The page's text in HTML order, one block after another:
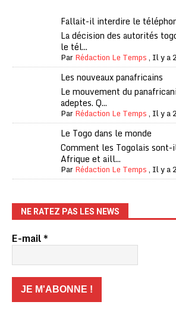
Fallait-il interdire le
La décision des autorités
le tél...
ParRédaction Le Temps, Il y a
Les nouveaux panafricains
Le mouvement du
adeptes. Q...
ParRédaction Le Temps, Il y a
Le Togo dans le monde
Comment les Togolais sont-
Afrique et aill...
ParRédaction Le Temps, Il y a
NE RATEZ PAS LES NEWS
E-mail*